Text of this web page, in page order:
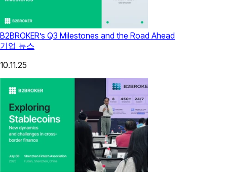
B2BROKER’s Q3 Milestones and the Road Ahead
기업 뉴스
10.11.25